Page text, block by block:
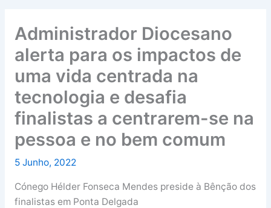
Administrador Diocesano
alerta para os impactos de
uma vida centrada na
tecnologia e desafia
finalistas a centrarem-se na
pessoa e no bem comum
5 Junho, 2022
Cónego Hélder Fonseca Mendes preside à Bênção dos
finalistas em Ponta Delgada